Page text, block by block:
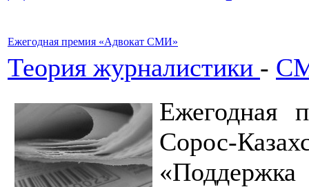
Ежегодная премия «Адвокат СМИ»
Теория журналистики -
Ежегодная
Сорос-